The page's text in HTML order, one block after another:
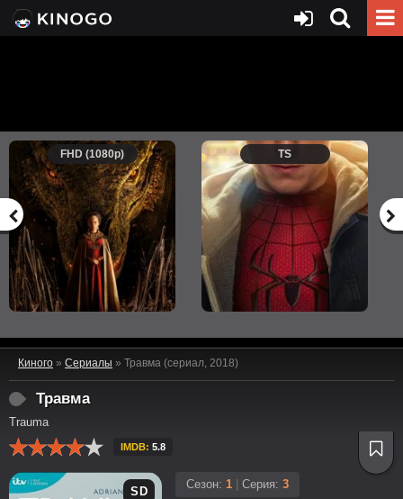
FHD (1080p) TS
Киного » Сериалы » Травма (сериал, 2018)
Травма
Trauma
IMDB: 5.8
SD
Сезон: 1 Серия: 3